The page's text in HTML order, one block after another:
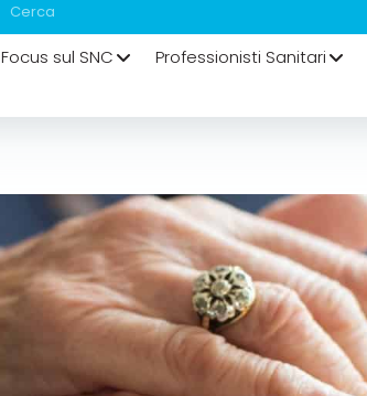
Focus sul SNC Professionisti Sanitari